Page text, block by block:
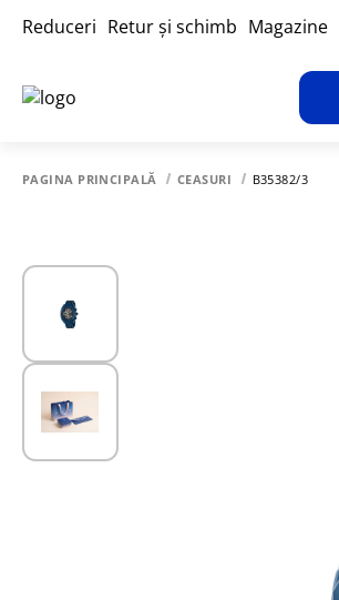
Reduceri Retur și schimb Magazine
PAGINA PRINCIPALĂ CEASURI B35382/3